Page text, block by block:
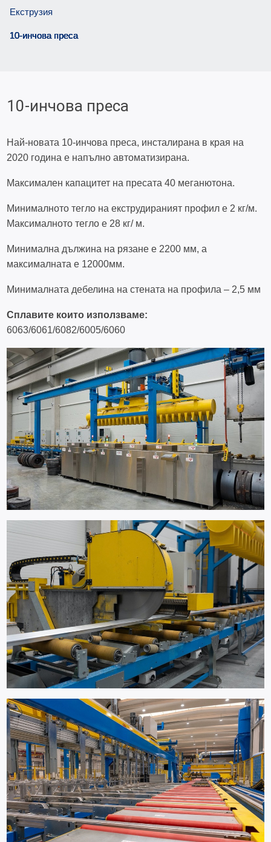
Екструзия
10-инчова преса
10-инчова преса
Най-новата 10-инчова преса, инсталирана в края на
2020 година е напълно автоматизирана.
Максимален капацитет на пресата 40 меганютона.
Минималното тегло на екструдираният профил е 2 кг/м.
Максималното тегло е 28 кг/ м.
Минимална дължина на рязане е 2200 мм, а
максималната е 12000мм.
Минималната дебелина на стената на профила – 2,5 мм
Сплавите които използваме:
6063/6061/6082/6005/6060